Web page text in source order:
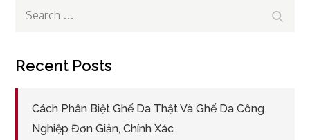
Search
Recent Posts
Cách Phân Biệt Ghế Da Thật Và Ghế Da Công
Nghiệp Đơn Giản, Chính Xác